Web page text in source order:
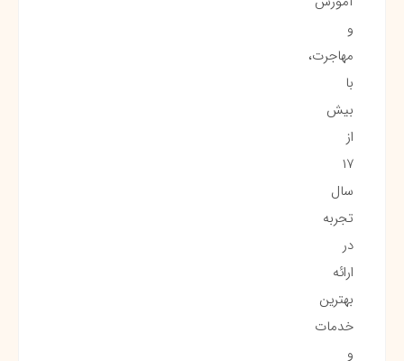
و
مهاجرت،
با
بیش
از
۱۷
سال
تجربه
در
ارائه
بهترین
خدمات
و